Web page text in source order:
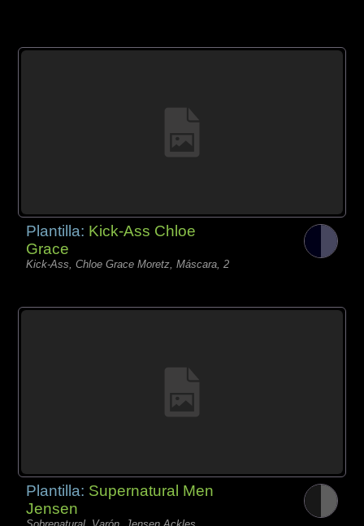
Plantilla: Kick-Ass Chloe
Grace
Kick-Ass, Chloe Grace Moretz, Máscara, 2
Plantilla: Supernatural Men
Jensen